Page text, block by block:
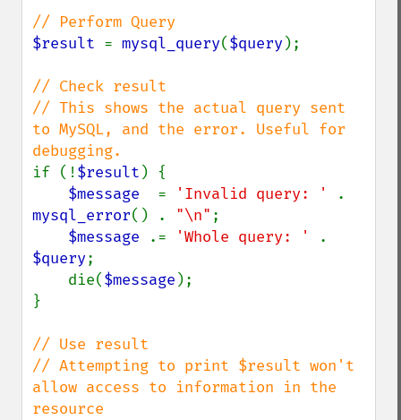
$result = mysql_query($query);
// Check result
// This shows the actual query sent
to MySQL, and the error. Useful for
if (!$result ) {
$message = 'Invalid query: '
mysql_error() . "\n" ;
$message
.= 'Whole query: '
$query;
    die(
$message );
}
// Use result
// Attempting to print $result won't
allow access to information in the
resource